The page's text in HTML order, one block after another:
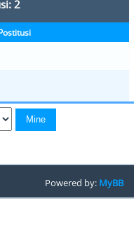
2
Powered by: MyBB